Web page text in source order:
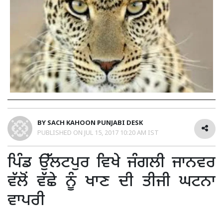
BY SACH KAHOON PUNJABI DESK
PUBLISHED ON JUL 15, 2017 10:20 AM IST
ਪਿੰਡ ਉੱਲਟਪੁਰ ਵਿਖੇ ਜੰਗਲੀ ਜਾਨਵਰ
ਵੱਲੋਂ ਵੱਛੇ ਨੂੰ ਖਾਣ ਦੀ ਤੀਜੀ ਘਟਨਾ
ਵਾਪਰੀ